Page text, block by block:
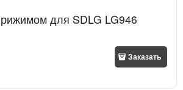
для SDLG LG946
Заказать